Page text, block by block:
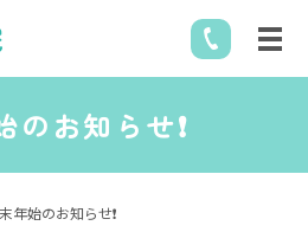
のお知らせ❗️
年始のお知らせ❗️